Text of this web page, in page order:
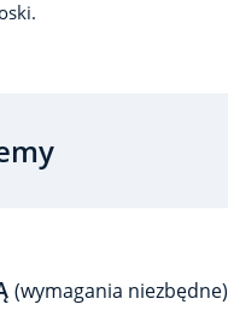
(wymagania niezbędne)